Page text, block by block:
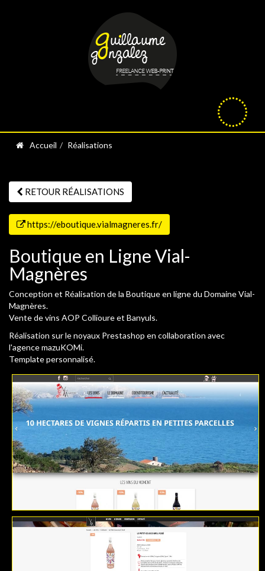
Accueil Réalisations
RETOUR RÉALISATIONS
https://eboutique.vialmagneres.fr/
Boutique en Ligne Vial-
Magnères
Conception et Réalisation de la Boutique en ligne du Domaine Vial-
Magnères.
Vente de vins AOP Collioure et Banyuls.
Réalisation sur le noyaux Prestashop en collaboration avec
l'agence mazuKOMi.
Template personnalisé.